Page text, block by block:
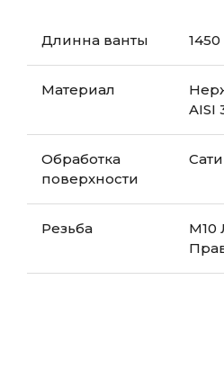
Длинна ванты
Материал
AISI
Обработка
поверхности
Резьба
М10